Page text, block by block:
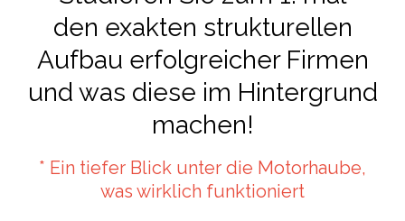
den exakten strukturellen
Aufbau erfolgreicher Firmen
und was diese im Hintergrund
machen!
* Ein tiefer Blick unter die Motorhaube,
was wirklich funktioniert